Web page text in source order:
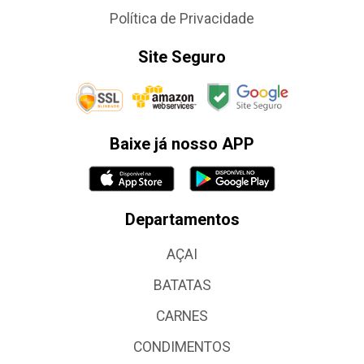
Política de Privacidade
Site Seguro
Baixe já nosso APP
Departamentos
AÇAI
BATATAS
CARNES
CONDIMENTOS